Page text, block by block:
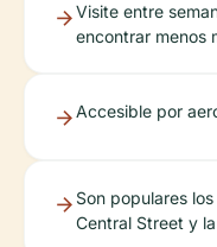
Visite entre
encontrar menos
Accesible por
Son populares
Central Street y